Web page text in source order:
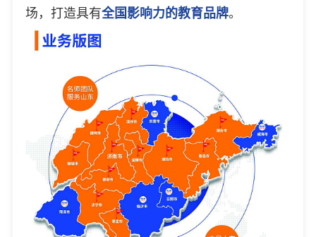
场，打造具有全国影响力的教育品牌。